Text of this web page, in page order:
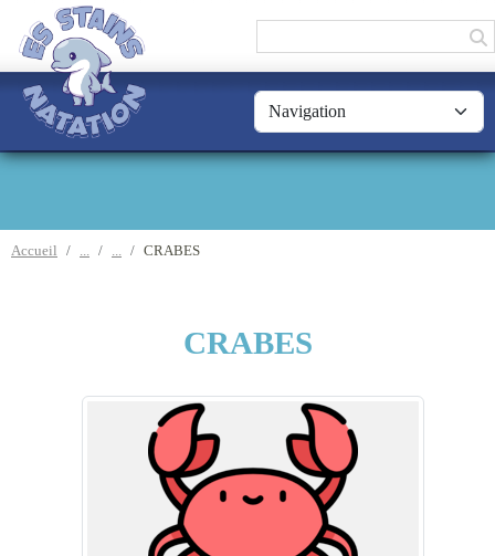
Accueil CRABES
CRABES
Panneau de gestion des cookies